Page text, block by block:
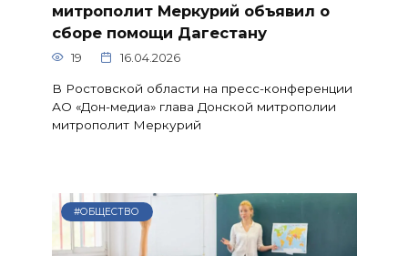
митрополит Меркурий объявил о
сборе помощи Дагестану
19 16.04.2026
В Ростовской области на пресс-конференции
АО «Дон-медиа» глава Донской митрополии
митрополит Меркурий
#ОБЩЕСТВО